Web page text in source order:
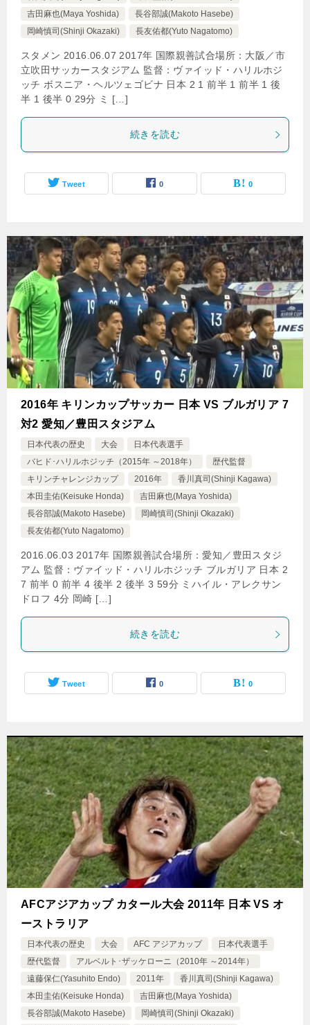
吉田麻也(Maya Yoshida)
長谷部誠(Makoto Hasebe)
岡崎慎司(Shinji Okazaki)
長友佑都(Yuto Nagatomo)
スタメン 2016.06.07 2017年 国際親善試合場所：大阪／市
立吹田サッカースタジアム 監督：ヴァイッド・ハリルホジ
ッチ ボスニア・ヘルツェゴビナ 日本 2 1 前半 1 前半 1 後
半 1 後半 0 29分 ミ […]
続きを読む
Tweet 0 0
2016年 キリンカップサッカー 日本 VS ブルガリア 7
対2 愛知／豊田スタジアム
日本代表の歴史 大会
日本代表選手
バヒド･ハリルホジッチ（2015年 ～2018年）
歴代監督
キリンチャレンジカップ
2016年
香川真司(Shinji Kagawa)
本田圭佑(Keisuke Honda)
吉田麻也(Maya Yoshida)
長谷部誠(Makoto Hasebe)
岡崎慎司(Shinji Okazaki)
長友佑都(Yuto Nagatomo)
2016.06.03 2017年 国際親善試合場所：愛知／豊田スタジ
アム 監督：ヴァイッド・ハリルホジッチ ブルガリア 日本 2
7 前半 0 前半 4 後半 2 後半 3 59分 ミハイル・アレクサン
ドロフ 4分 岡崎 […]
続きを読む
Tweet 0 0
AFCアジアカップ カタール大会 2011年 日本 VS オ
ーストラリア
日本代表の歴史 大会 AFC アジアカップ
日本代表選手
歴代監督
アルベルト･ザッケローニ（2010年 ～2014年）
遠藤保仁(Yasuhito Endo)
2011年
香川真司(Shinji Kagawa)
本田圭佑(Keisuke Honda)
吉田麻也(Maya Yoshida)
長谷部誠(Makoto Hasebe)
岡崎慎司(Shinji Okazaki)